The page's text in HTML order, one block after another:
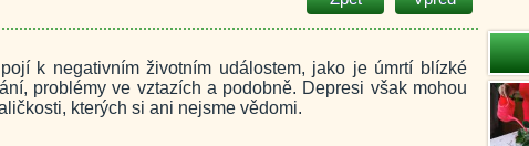
k negativním životním událostem, jako je úmrtí blízké
problémy ve vztazích a podobně. Depresi však mohou
kterých si ani nejsme vědomi.